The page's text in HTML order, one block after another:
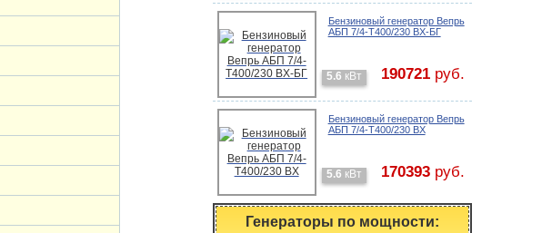
Бензиновый генератор Вепрь
АБП 7/4-T400/230 ВX-БГ
5.6 кВт 190721руб.
Бензиновый генератор Вепрь
АБП 7/4-T400/230 ВX
5.6 кВт 170393руб.
Генераторы по мощности: